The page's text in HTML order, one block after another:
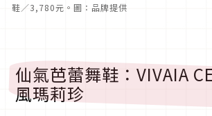
鞋／3,780元。圖：品牌提供
仙氣芭蕾舞鞋：VIVAIA
風瑪莉珍